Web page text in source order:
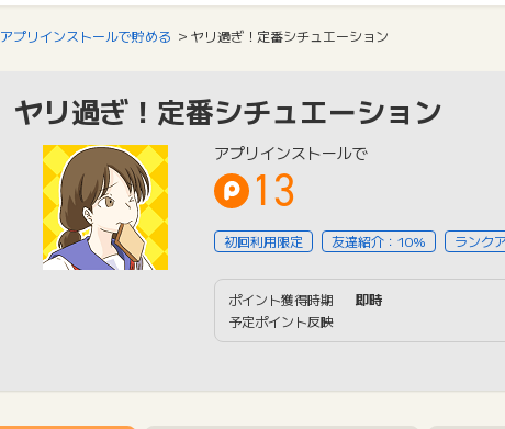
アプリインストールで貯める ヤリ過ぎ！定番シチュエーション
ヤリ過ぎ！定番シチュエーション
アプリインストールで
13
初回利用限定 友達紹介：10% ランク
ポイント獲得時期
即時
予定ポイント反映